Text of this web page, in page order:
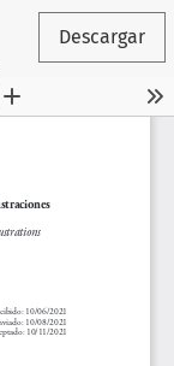
Descargar